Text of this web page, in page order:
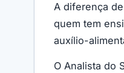
A diferença
quem tem
auxílio-
O Analista do